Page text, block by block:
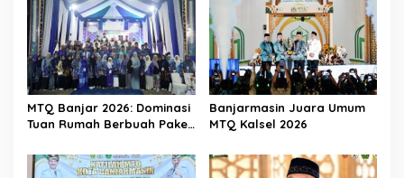
MTQ Banjar 2026: Dominasi
Tuan Rumah Berbuah Paket
Banjarmasin Juara Umum
MTQ Kalsel 2026